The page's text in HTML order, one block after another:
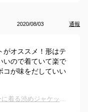
2020/08/03 通報
がオススメ！形はテ
いので着ていて楽で
コが味をだしていい
【メンズ】シックなスタイルのアウターに着る渋めジャケットのおすすめは？